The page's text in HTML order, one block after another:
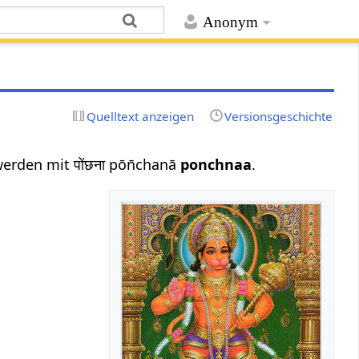
Anonym
Quelltext anzeigen Versionsgeschichte
mit पोंछना pōn̄chanā ponchnaa.